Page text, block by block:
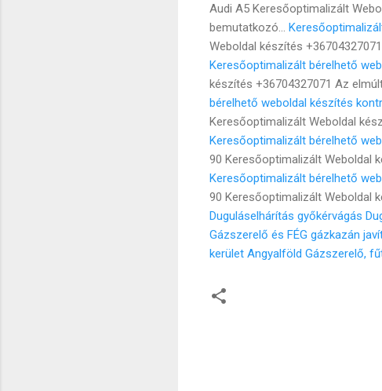
Audi A5 Keresőoptimalizált
bemutatkozó...
Weboldal készítés
Keresőoptimalizált bérelhető
készítés +36704327071 Az
bérelhető weboldal készítés
Keresőoptimalizált Weboldal
Keresőoptimalizált bérelhető
90 Keresőoptimalizált Weboldal
Keresőoptimalizált bérelhető
90 Keresőoptimalizált Weboldal
Duguláselhárítás győkérvágás
Gázszerelő és FÉG gázkazán
kerület Angyalföld Gázszerelő,